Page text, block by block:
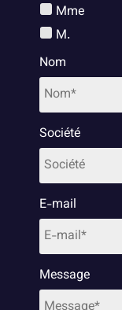
Mme
M.
Nom
Société
E-mail
Message